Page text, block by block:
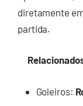
diretamente
partida.
Goleiros: